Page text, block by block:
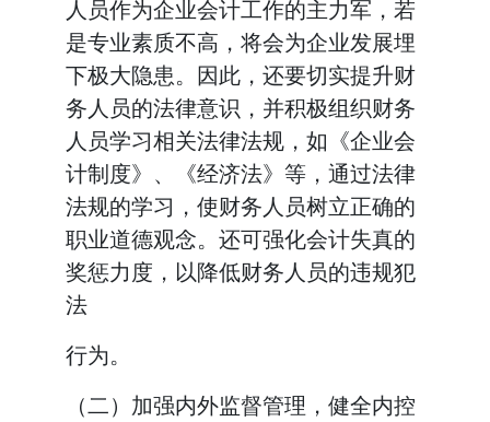
人员作为企业会计工作的主力军，若
是专业素质不高，将会为企业发展埋
下极大隐患。因此，还要切实提升财
务人员的法律意识，并积极组织财务
人员学习相关法律法规，如《企业会
计制度》、《经济法》等，通过法律
法规的学习，使财务人员树立正确的
职业道德观念。还可强化会计失真的
奖惩力度，以降低财务人员的违规犯
法
行为。
（二）加强内外监督管理，健全内控